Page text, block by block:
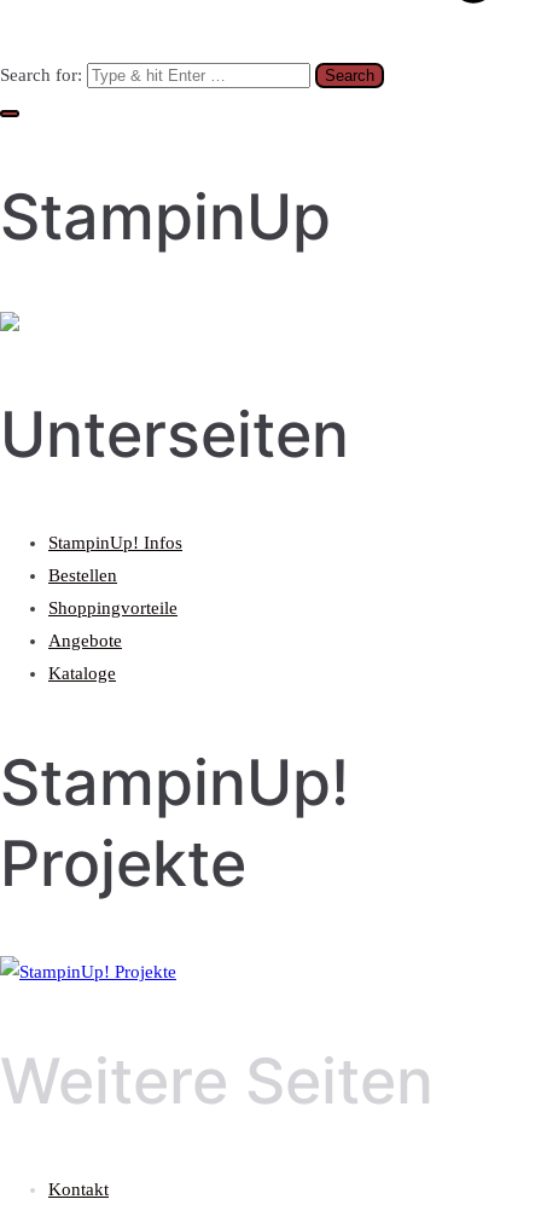
Search for:
StampinUp
Unterseiten
StampinUp! Infos
Bestellen
Shoppingvorteile
Angebote
Kataloge
StampinUp!
Projekte
Weitere Seiten
Kontakt